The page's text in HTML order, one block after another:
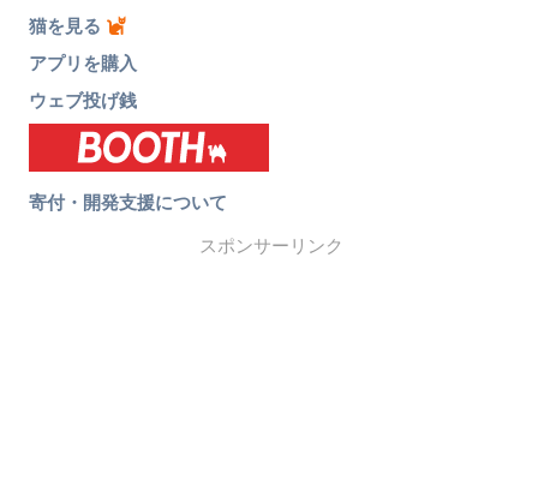
猫を見る
アプリを購入
ウェブ投げ銭
寄付・開発支援について
スポンサーリンク